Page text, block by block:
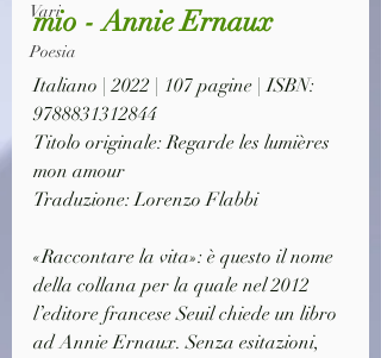
Vari
Poesia
mio - Annie Ernaux
Italiano | 2022 | 107 pagine | ISBN:
9788831312844
Titolo originale: Regarde les lumières
mon amour
Traduzione: Lorenzo Flabbi
«Raccontare la vita»: è questo il nome
della collana per la quale nel 2012
l’editore francese Seuil chiede un libro
ad Annie Ernaux. Senza esitazioni,